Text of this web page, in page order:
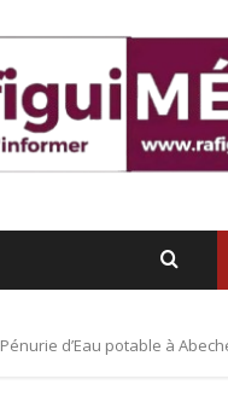
Pénurie d’Eau potable à